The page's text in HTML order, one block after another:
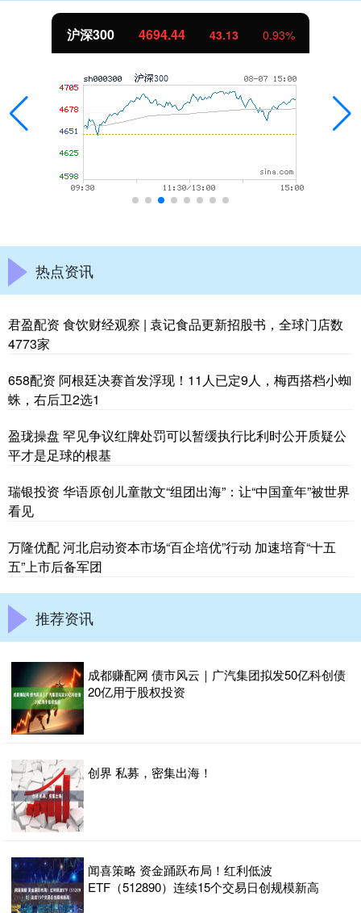
0.93% 北证50 1134.24
热点资讯
君盈配资 食饮财经观察 | 袁记食品更新招股书，全球门店数
4773家
658配资 阿根廷决赛首发浮现！11人已定9人，梅西搭档小蜘
蛛，右后卫2选1
盈珑操盘 罕见争议红牌处罚可以暂缓执行比利时公开质疑公
平才是足球的根基
瑞银投资 华语原创儿童散文“组团出海”：让“中国童年”被世界
看见
万隆优配 河北启动资本市场“百企培优”行动 加速培育“十五
五”上市后备军团
推荐资讯
成都赚配网 债市风云｜广汽集团拟发50亿科创债
20亿用于股权投资
创界 私募，密集出海！
闻喜策略 资金踊跃布局！红利低波
ETF（512890）连续15个交易日创规模新高